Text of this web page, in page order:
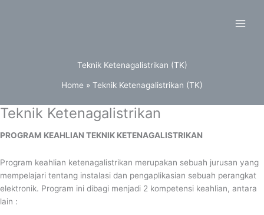
Teknik Ketenagalistrikan (TK)
Home Teknik Ketenagalistrikan (TK)
Teknik Ketenagalistrikan
PROGRAM KEAHLIAN TEKNIK KETENAGALISTRIKAN
Program keahlian ketenagalistrikan merupakan sebuah jurusan yang
mempelajari tentang instalasi dan pengaplikasian sebuah perangkat
elektronik. Program ini dibagi menjadi 2 kompetensi keahlian, antara
lain :